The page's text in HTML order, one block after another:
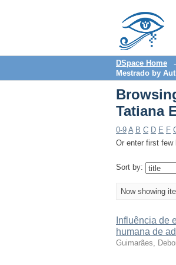
DSpace Home
Mestrado by
Tatiana
0-9 A B C D E F
Or enter first few
Sort by:
Now showing
Influência de
humana de
Guimarães,